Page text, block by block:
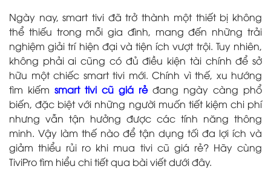
Ngày nay, smart tivi đã trở thành một thiết bị không
thể thiếu trong mỗi gia đình, mang đến những trải
nghiệm giải trí hiện đại và tiện ích vượt trội. Tuy nhiên,
không phải ai cũng có đủ điều kiện tài chính để sở
hữu một chiếc smart tivi mới. Chính vì thế, xu hướng
tìm kiếm smart tivi cũ giá rẻđang ngày càng phổ
biến, đặc biệt với những người muốn tiết kiệm chi phí
nhưng vẫn tận hưởng được các tính năng thông
minh. Vậy làm thế nào để tận dụng tối đa lợi ích và
giảm thiểu rủi ro khi mua tivi cũ giá rẻ? Hãy cùng
TiviPro tìm hiểu chi tiết qua bài viết dưới đây.